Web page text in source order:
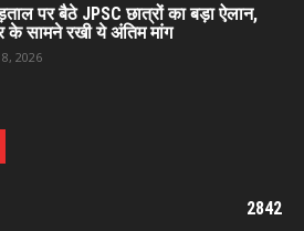
पर बैठे JPSC छात्रों का बड़ा ऐलान,
के सामने रखी ये अंतिम मांग
2026
2842